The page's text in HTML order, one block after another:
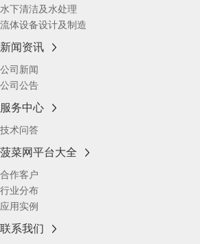
水下清洁及水处理
流体设备设计及制造
新闻资讯
公司新闻
公司公告
服务中心
技术问答
菠菜网平台大全
合作客户
行业分布
应用实例
联系我们